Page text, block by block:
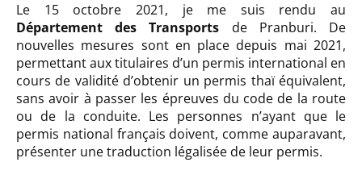
Le 15 octobre 2021, je me suis rendu au
Département des Transports de Pranburi. De
nouvelles mesures sont en place depuis mai 2021,
permettant aux titulaires d’un permis international en
cours de validité d’obtenir un permis thaï équivalent,
sans avoir à passer les épreuves du code de la route
ou de la conduite. Les personnes n’ayant que le
permis national français doivent, comme auparavant,
présenter une traduction légalisée de leur permis.